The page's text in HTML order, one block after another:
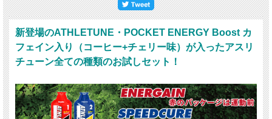
新登場のATHLETUNE・POCKET ENERGY Boost カ
フェイン入り（コーヒー+チェリー味）が入ったアスリ
チューン全ての種類のお試しセット！